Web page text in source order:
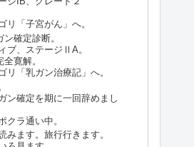
リ「子宮がん」へ。
確定診断。
ブ、ステージⅡA。
寛解。
リ「乳ガン治療記」へ。
ン確定を期に一回辞めまし
クラ通い中。
みます。旅行行きます。